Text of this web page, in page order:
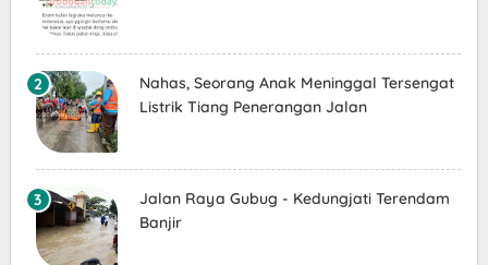
Nahas, Seorang Anak Meninggal Tersengat
Listrik Tiang Penerangan Jalan
Jalan Raya Gubug - Kedungjati Terendam
Banjir